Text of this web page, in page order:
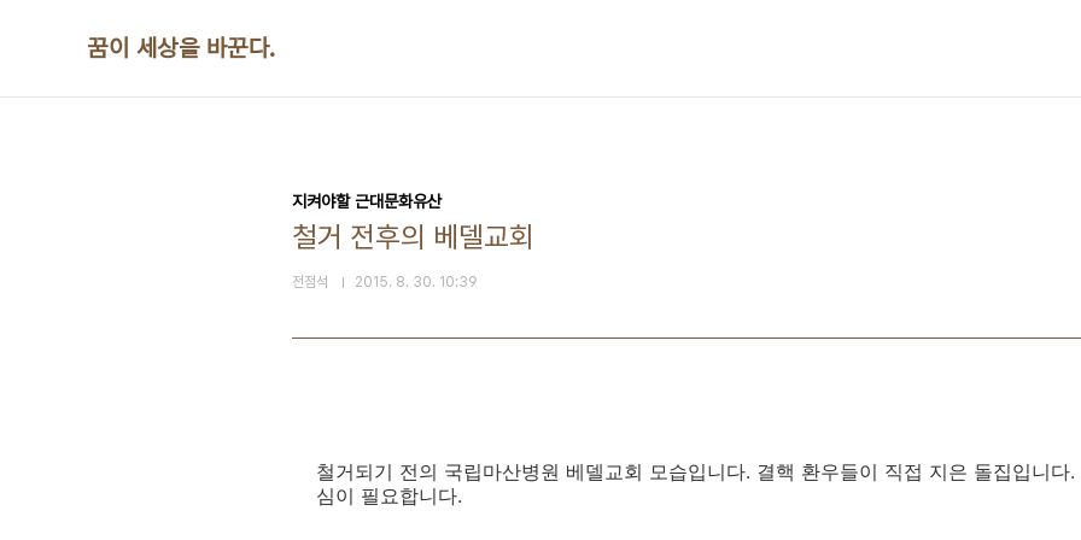
꿈이 세상을 바꾼다.
지켜야할 근대문화유산
철거 전후의 베델교회
전점석 2015. 8. 30. 10:39
철거되기 전의 국립마산병원 베델교회 모습입니다. 결핵 환우들이 직접 지은 돌집입니다
심이 필요합니다. ​